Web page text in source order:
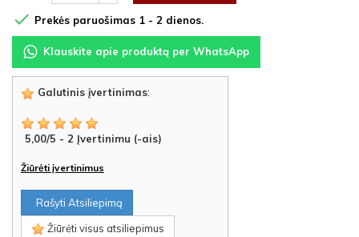
 Prekės paruošimas 1 - 2 dienos.
Klauskite apie produktą per WhatsApp
Galutinis įvertinimas:
5,00/5 - 2 Įvertinimu (-ais)
Žiūrėti įvertinimus
Rašyti Atsiliepimą
Žiūrėti visus atsiliepimus